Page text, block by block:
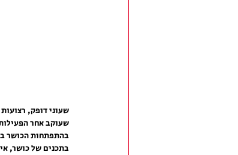
שעוני דופק,
שעוקב אחר
בהתפתחות הכושר
בתכנים של כושר,